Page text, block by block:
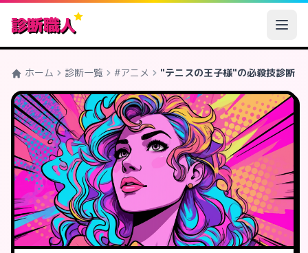
診断職人
ホーム 診断一覧 #アニメ "テニスの王子様"の必殺技診断